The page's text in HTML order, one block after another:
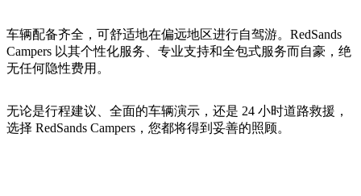
搜
索:
Sign
车辆配备齐全，可舒适地在偏远地区进行自驾游。RedSands
Campers 以其个性化服务、专业支持和全包式服务而自豪，绝
无任何隐性费用。
无论是行程建议、全面的车辆演示，还是 24 小时道路救援，
选择 RedSands Campers，您都将得到妥善的照顾。